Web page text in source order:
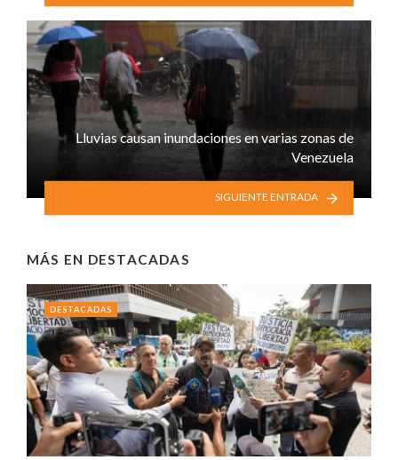
Lluvias causan inundaciones en varias zonas de
Venezuela
SIGUIENTE ENTRADA
MÁS EN DESTACADAS
DESTACADAS